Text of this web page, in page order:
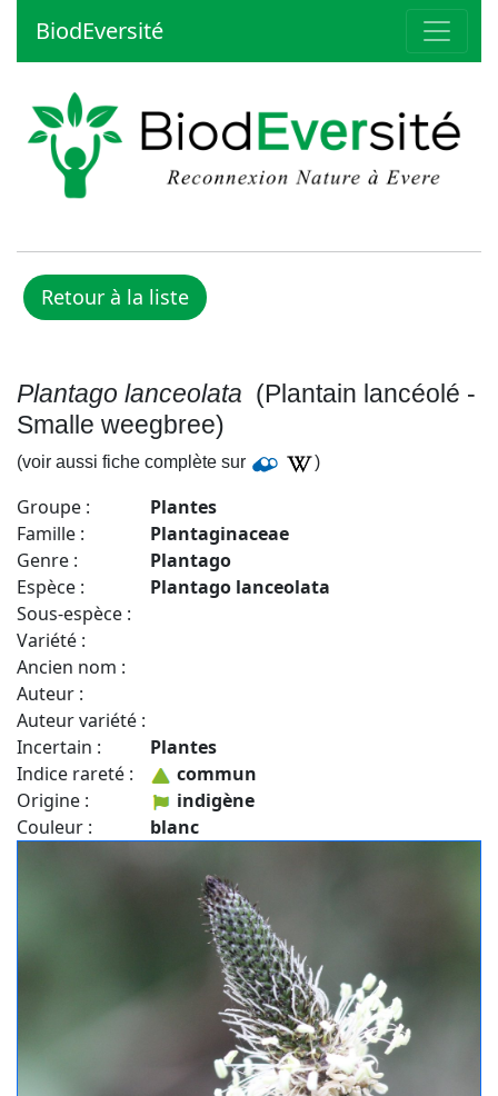
BiodEversité
Plantago lanceolata (Plantain lancéolé -
Smalle weegbree)
(voir aussi fiche complète sur )
Groupe :
Plantes
Famille :
Plantaginaceae
Genre :
Plantago
Espèce :
Plantago lanceolata
Sous-espèce :
Variété :
Ancien nom :
Auteur :
Auteur variété :
Incertain :
Plantes
Indice rareté :
commun
Origine :
indigène
Couleur :
blanc